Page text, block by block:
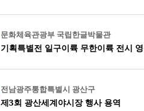
문화체육관광부 국립한글박물관
기획특별전 일구이륙 무한이륙 전시
전남광주통합특별시 광산구
제3회 광산세계야시장 행사 용역